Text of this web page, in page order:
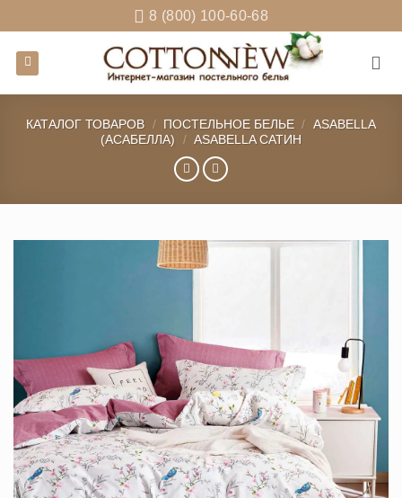
to
content
8 (800) 100-60-68
КАТАЛОГ ТОВАРОВ / ПОСТЕЛЬНОЕ БЕЛЬЕ / ASABELLA
(АСАБЕЛЛА)
/ ASABELLA САТИН